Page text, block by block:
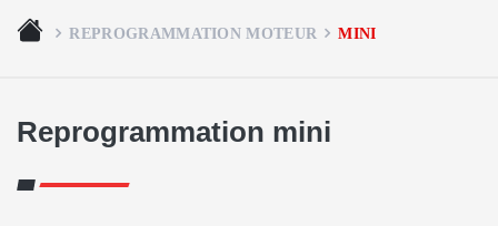
REPROGRAMMATION MOTEUR MINI
Reprogrammation mini